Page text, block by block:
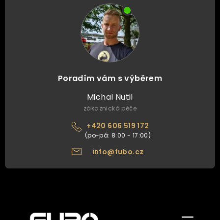
Poradím vám s výběrem
Michal Nutil
zákaznická péče
+420 606 519 172
info@fubo.cz
Zobrazit/